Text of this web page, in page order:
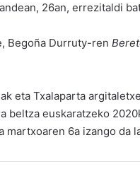
26an, errezitaldi
Begoña Durruty-ren
eta Txalaparta
beltza euskaratzeko
martxoaren 6a izango da